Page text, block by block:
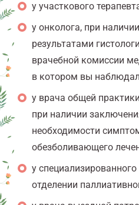
у участкового
у онколога, при
результатами
врачебной комиссии
в котором вы
у врача общей
при наличии
необходимости
обезболивающего
у
отделении